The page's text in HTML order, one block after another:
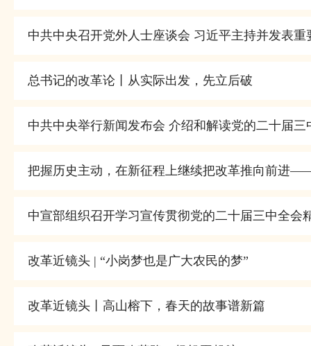
中共中央召开党外人士座谈会 习近平主持并发表重
总书记的改革论丨从实际出发，先立后破
中共中央举行新闻发布会 介绍和解读党的二十届三
把握历史主动，在新征程上继续把改革推向前进
中宣部组织召开学习宣传贯彻党的二十届三中全会
改革近镜头 | “小岗梦也是广大农民的梦”
改革近镜头丨高山榕下，春天的故事谱新篇